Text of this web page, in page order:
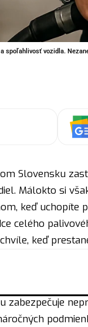
spoľahlivosť vozidla.
Slovensku
Málokto si
keď uchopíte
celého
keď
zabezpečuje